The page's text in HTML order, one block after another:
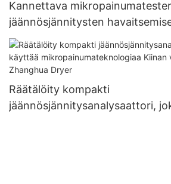
Kannettava
jäännösjännitysten
Räätälöity kompakti
jäännösjännitysanalysaattori,